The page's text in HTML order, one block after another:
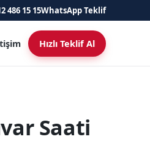
486 15 15WhatsApp Teklif
Hızlı Teklif Al
Saati